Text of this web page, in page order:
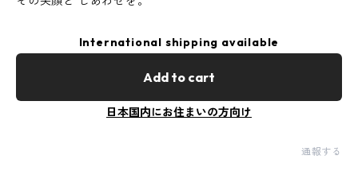
International shipping available
Add to cart
日本国内にお住まいの方向け
通報する